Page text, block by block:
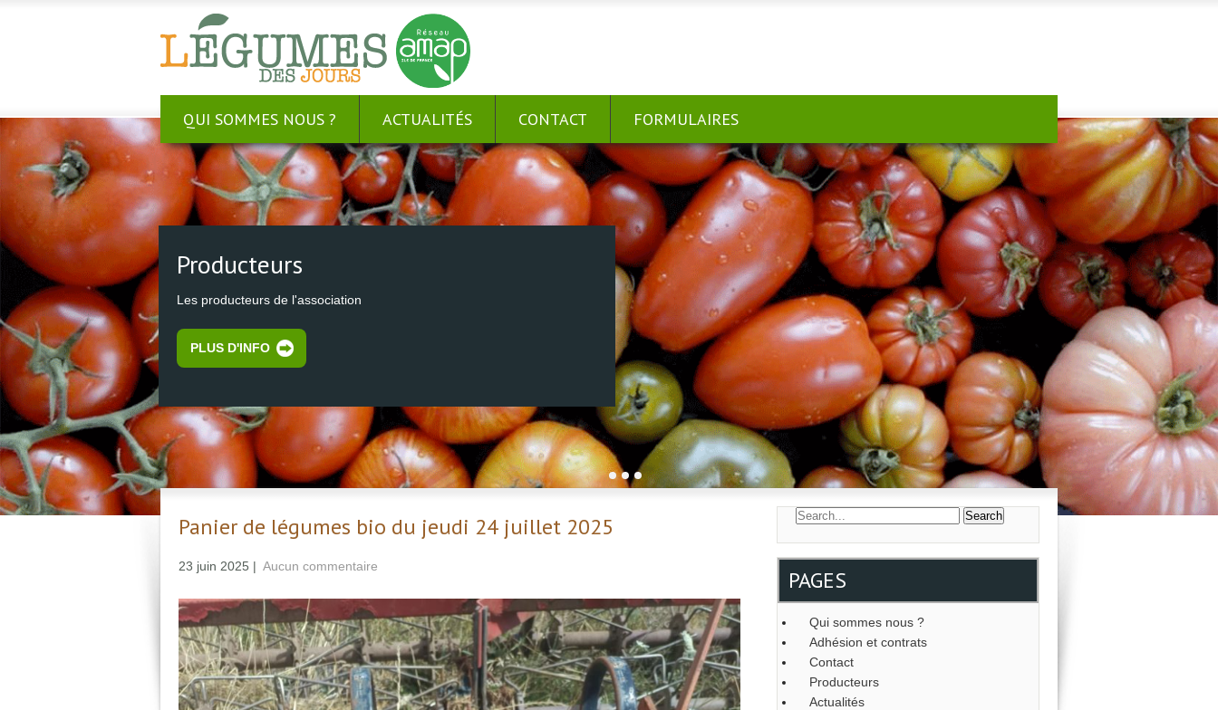
QUI SOMMES NOUS ? ACTUALITÉS CONTACT FORMULAIRES
Qui sommes nous?
Présentation de l'association
PLUS D'INFO
Panier de légumes bio du jeudi 24 juillet 2025
23 juin 2025 | Aucun commentaire PAGES
Qui sommes nous ?
Adhésion et contrats
Contact
Producteurs
Actualités